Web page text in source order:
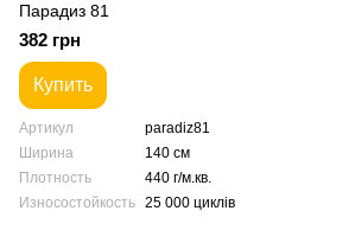
Парадиз 81
382 грн
Купить
Артикул
paradiz81
Ширина
140 см
Плотность
440 г/м.кв.
Износостойкость 25 000 циклів